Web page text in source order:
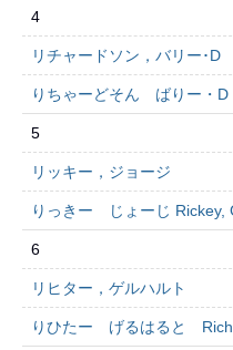
4
リチャードソン，バリー･D
りちゃーどそん ばりー・D
5
リッキー，ジョージ
りっきー じょーじ Rickey,
6
リヒター，ゲルハルト
りひたー げるはると